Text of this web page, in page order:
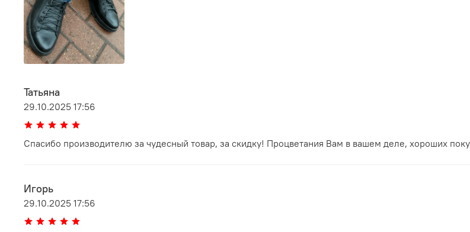
Татьяна
29.10.2025 17:56
Спасибо производителю за чудесный товар, за скидку! Процветания Вам в вашем деле, хороших
Игорь
29.10.2025 17:56